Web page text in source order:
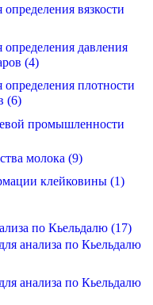
вязкости
определения давления
(4)
определения плотности
(6)
промышленности
молока (9)
клейковины (1)
по Кьельдалю (17)
анализа по Кьельдалю
анализа по Кьельдалю